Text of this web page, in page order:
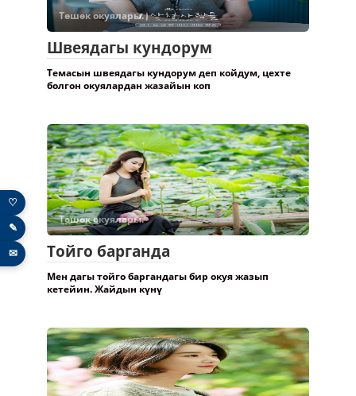
Төшөк окуялары.
Швеядагы кундорум
Темасын швеядагы кундорум деп койдум, цехте
болгон окуялардан жазайын коп
Төшөк окуялары.
Тойго барганда
Мен дагы тойго баргандагы бир окуя жазып
кетейин. Жайдын күнү
♡
✎
✉